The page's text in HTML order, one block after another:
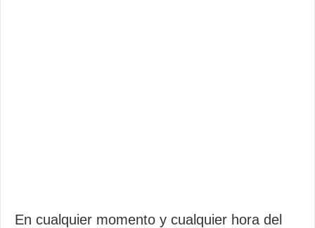
En cualquier momento y cualquier hora del